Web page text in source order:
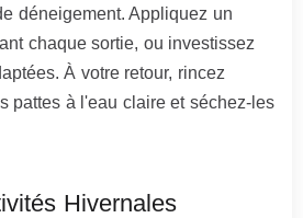
déneigement. Appliquez un
chaque sortie, ou investissez
À votre retour, rincez
pattes à l'eau claire et séchez-les
Hivernales